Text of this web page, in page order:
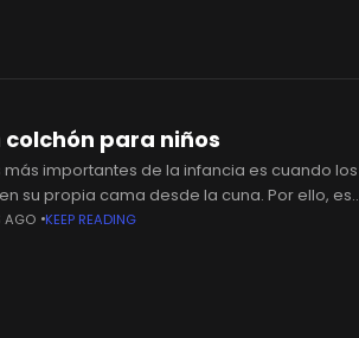
para niños
importantes de la infancia es cuando los
su propia cama desde la cuna. Por ello, es
AGO KEEP READING